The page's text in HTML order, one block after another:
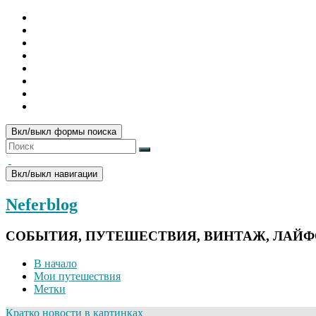
Вкл/выкл формы поиска
Вкл/выкл навигации
Neferblog
СОБЫТИЯ, ПУТЕШЕСТВИЯ, ВИНТАЖ,
В начало
Мои путешествия
Метки
Кратко новости в картинках